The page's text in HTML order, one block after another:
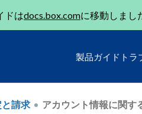
ドはdocs.box.comに移動しまし
製品ガイド ト
請求 アカウント情報に関す